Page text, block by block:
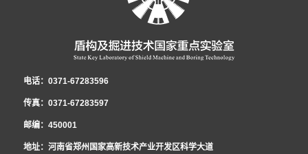
论分析、数值模拟及室内试验工作。研制了可以模拟低真空复杂工况的系统平
台，研发了适用于低真空隧道的新型管片结构和密封材料，为第五代交通的建
重点实验室团工委组织召开了宣贯共青团河南省第十五次代表大会精神暨“学党
史”专题组织生活会。新当选共青团河南省十五届委员会委员郭璐结合团代会的
六中全会精神、团的十八大精神，不忘初心、牢记使命，发挥青年智慧与活
力，展现青年责任与担当，为实验室在新形势下的创新发展贡献青春和力量，
根据相关法律、法规，结合实验室实际，实验室工会工委、行政代表和职工代
表在《2021年集体合同》《女职工权益保护专项集体合同》的基础上，共同起
点实验室2021年度工作，深刻分析了当前面临的新形势，安排部署了2022年
重要任务。国家重点实验室职工民主管理暨2022年度工作会议 党工委书记、
电话：0371-67283596
传真：0371-67283597
邮编：450001
地址：河南省郑州国家高新技术产业开发区科学大道